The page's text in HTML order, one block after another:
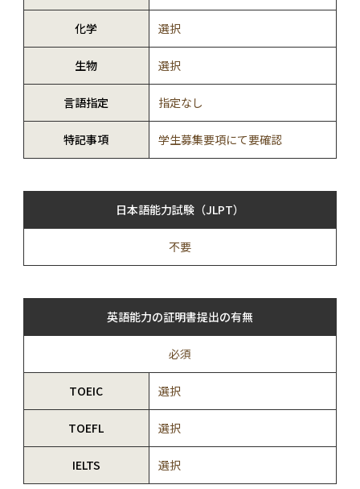
化学 選択
生物 選択
言語指定 指定なし
特記事項 学生募集要項にて要確認
日本語能力試験（JLPT）
不要
英語能力の証明書提出の有無
必須
TOEIC 選択
TOEFL 選択
IELTS 選択